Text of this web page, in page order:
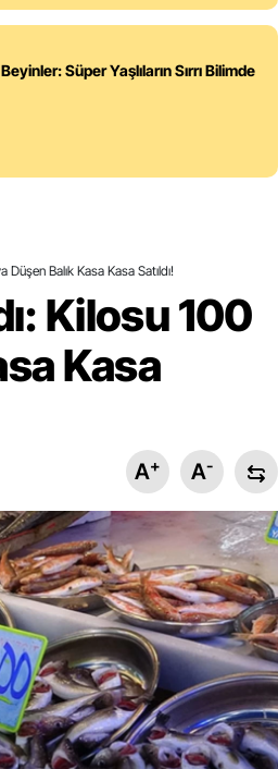
Süper Yaşlıların Sırrı Bilimde
Düşen Balık Kasa Kasa Satıldı!
Kilosu 100
Kasa
A+ A-